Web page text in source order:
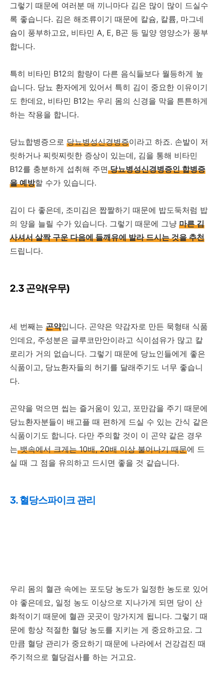
그렇기 때문에 여러분 매 끼니마다 김은 많이 많이 드실수
록 좋습니다. 김은 해조류이기 때문에 칼슘, 칼륨, 마그네
슘이 풍부하고요, 비타민 A, E, B곤 등 밀양 영양소가 풍부
합니다.
특히 비타민 B12의 함량이 다른 음식들보다 월등하게 높
습니다. 당뇨 환자에게 있어서 특히 김이 중요한 이유이기
도 한데요, 비타민 B12는 우리 몸의 신경을 막을 튼튼하게
하는 작용을 합니다.
당뇨합병증으로 당뇨병성신경병증이라고 하죠. 손발이 저
릿하거나 찌릿찌릿한 증상이 있는데, 김을 통해 비타민
B12를 충분하게 섭취해 주면당뇨병성신경병증인 합병증
을 예방할 수가 있습니다.
김이 다 좋은데, 조미김은 짭짤하기 때문에 밥도둑처럼 밥
의 양을 늘릴 수가 있습니다. 그렇기 때문에 그냥 마른 김
사셔서 살짝 구운 다음에 들깨유에 발라 드시는 것을 추천
드립니다.
2.3 곤약(우무)
세 번째는 곤약입니다. 곤약은 약감자로 만든 묵형태 식품
인데요, 주성분은 글루코만안이라고 식이섬유가 많고 칼
로리가 거의 없습니다. 그렇기 때문에 당뇨인들에게 좋은
식품이고, 당뇨환자들의 허기를 달래주기도 너무 좋습니
다.
곤약을 먹으면 씹는 즐거움이 있고, 포만감을 주기 때문에
당뇨환자분들이 배고플 때 편하게 드실 수 있는 간식 같은
식품이기도 합니다. 다만 주의할 것이 이 곤약 같은 경우
는뱃속에서 크게는 10배, 20배 이상 불어나기 때문에 드
실 때 그 점을 유의하고 드시면 좋을 것 같습니다.
3. 혈당스파이크 관리
우리 몸의 혈관 속에는 포도당 농도가 일정한 농도로 있어
야 좋은데요, 일정 농도 이상으로 지나가게 되면 당이 산
화적이기 때문에 혈관 곳곳이 망가지게 됩니다. 그렇기 때
문에 항상 적절한 혈당 농도를 지키는 게 중요하고요. 그
만큼 혈당 관리가 중요하기 때문에 나라에서 건강검진 때
주기적으로 혈당검사를 하는 거고요.